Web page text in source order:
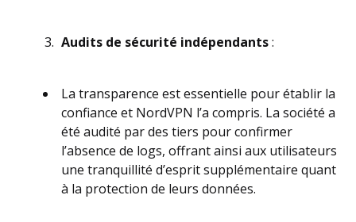
Audits de sécurité indépendants:
La transparence est essentielle pour établir la
confiance et NordVPN l’a compris. La société a
été audité par des tiers pour confirmer
l’absence de logs, offrant ainsi aux utilisateurs
une tranquillité d’esprit supplémentaire quant
à la protection de leurs données.